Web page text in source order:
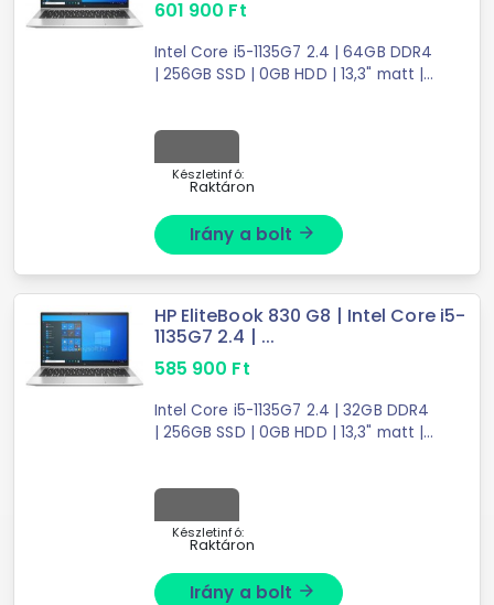
601 900 Ft
Intel Core i5-1135G7 2.4 | 64GB DDR4
| 256GB SSD | 0GB HDD | 13,3" matt |
Készletinfó:
Raktáron
Irány a bolt arrow_forward
HP EliteBook 830 G8 | Intel Core i5-
1135G7 2.4 | ...
585 900 Ft
Intel Core i5-1135G7 2.4 | 32GB DDR4
| 256GB SSD | 0GB HDD | 13,3" matt |
Készletinfó:
Raktáron
Irány a bolt arrow_forward